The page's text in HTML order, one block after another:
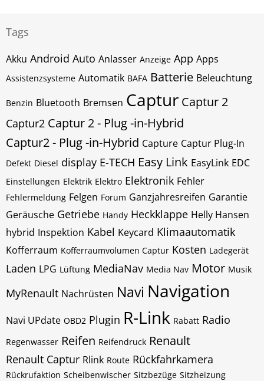
Tags
Akku Android Auto Anlasser Anzeige App Apps
Assistenzsysteme Automatik BAFA Batterie Beleuchtung
Benzin Bluetooth Bremsen Captur Captur 2
Captur2 Captur 2 - Plug -in-Hybrid
Captur2 - Plug -in-Hybrid Capture Captur Plug-In
Defekt Diesel display E-TECH Easy Link EasyLink EDC
Einstellungen Elektrik Elektro Elektronik Fehler
Fehlermeldung Felgen Forum Ganzjahresreifen Garantie
Geräusche Getriebe Handy Heckklappe Helly Hansen
hybrid Inspektion Kabel Keycard Klimaautomatik
Kofferraum Kofferraumvolumen Captur Kosten Ladegerät
Laden LPG Lüftung MediaNav Media Nav Motor Musik
MyRenault Nachrüsten Navi Navigation
Navi UPdate OBD2 Plugin R-Link Rabatt Radio
Regenwasser Reifen Reifendruck Renault
Renault Captur Rlink Route Rückfahrkamera
Rückrufaktion Scheibenwischer Sitzbezüge Sitzheizung